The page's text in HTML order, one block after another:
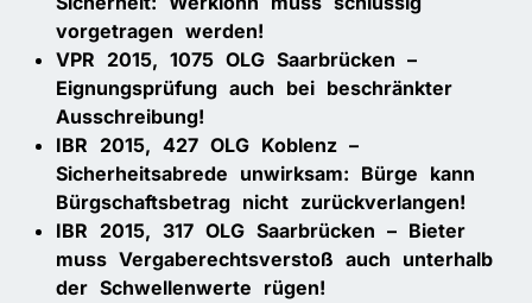
vorgetragen werden!
VPR 2015, 1075 OLG Saarbrücken –
Eignungsprüfung auch bei beschränkter
Ausschreibung!
IBR 2015, 427 OLG Koblenz –
Sicherheitsabrede unwirksam: Bürge kann
Bürgschaftsbetrag nicht zurückverlangen!
IBR 2015, 317 OLG Saarbrücken – Bieter
muss Vergaberechtsverstoß auch unterhalb
der Schwellenwerte rügen!